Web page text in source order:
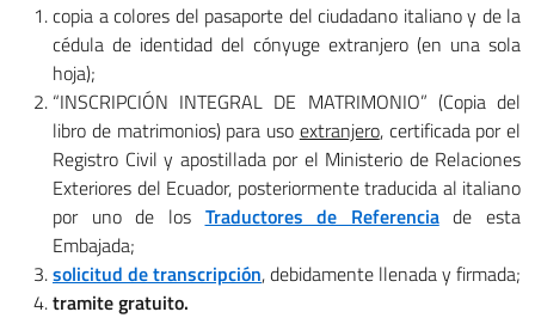
copia a colores del pasaporte del ciudadano italiano y de la
cédula de identidad del cónyuge extranjero (en una sola
hoja);
“INSCRIPCIÓN INTEGRAL DE MATRIMONIO” (Copia del
libro de matrimonios) para uso extranjero, certificada por el
Registro Civil y apostillada por el Ministerio de Relaciones
Exteriores del Ecuador, posteriormente traducida al italiano
por uno de los Traductores de Referenciade esta
Embajada;
solicitud de transcripción, debidamente llenada y firmada;
tramite gratuito.